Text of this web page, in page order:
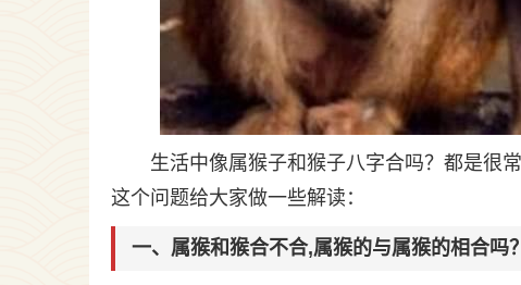
生活中像属猴子和猴子八字合吗？都是很
这个问题给大家做一些解读：
一、属猴和猴合不合,属猴的与属猴的相合吗？